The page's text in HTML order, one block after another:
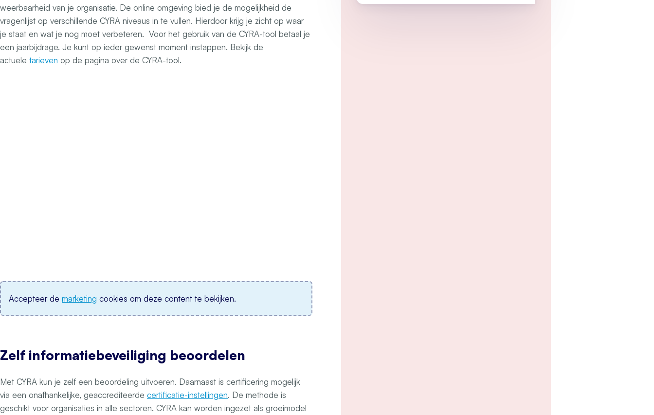
weerbaarheid van je organisatie. De online omgeving bied je de mogelijkheid de
vragenlijst op verschillende CYRA niveaus in te vullen. Hierdoor krijg je zicht op waar
je staat en wat je nog moet verbeteren. Voor het gebruik van de CYRA-tool betaal je
een jaarbijdrage. Je kunt op ieder gewenst moment instappen. Bekijk de
actuele tarieven op de pagina over de CYRA-tool.
Accepteer de marketing cookies om deze content te bekijken.
Zelf informatiebeveiliging beoordelen
Met CYRA kun je zelf een beoordeling uitvoeren. Daarnaast is certificering mogelijk
via een onafhankelijke, geaccrediteerde certificatie-instellingen. De methode is
geschikt voor organisaties in alle sectoren. CYRA kan worden ingezet als groeimodel